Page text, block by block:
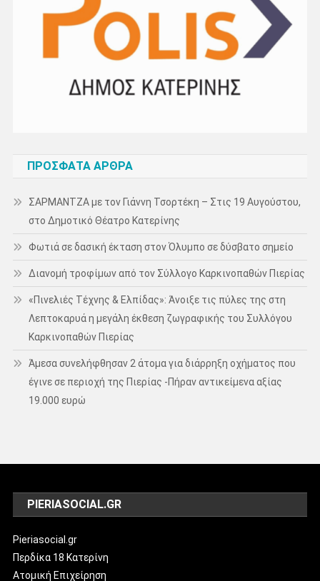
ΠΡΌΣΦΑΤΑ ΆΡΘΡΑ
ΣΑΡΜΑΝΤΖΑ με τον Γιάννη Τσορτέκη – Στις 19 Αυγούστου,
στο Δημοτικό Θέατρο Κατερίνης
Φωτιά σε δασική έκταση στον Όλυμπο σε δύσβατο σημείο
Διανομή τροφίμων από τον Σύλλογο Καρκινοπαθών Πιερίας
«Πινελιές Τέχνης & Ελπίδας»: Άνοιξε τις πύλες της στη
Λεπτοκαρυά η μεγάλη έκθεση ζωγραφικής του Συλλόγου
Καρκινοπαθών Πιερίας
Άμεσα συνελήφθησαν 2 άτομα για διάρρηξη οχήματος που
έγινε σε περιοχή της Πιερίας -Πήραν αντικείμενα αξίας
19.000 ευρώ
PIERIASOCIAL.GR
Pieriasocial.gr
Περδίκα 18 Κατερίνη
Ατομική Επιχείρηση